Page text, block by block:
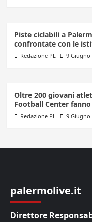
Piste ciclabili a
confrontate con le
Redazione PL 9 Giugno
Oltre 200 giovani
Football Center
Redazione PL 9 Giugno
palermolive.it
Direttore